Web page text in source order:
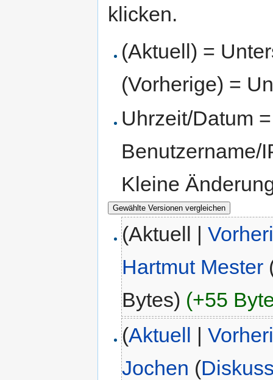
klicken.
(Aktuell) =
(Vorherige) =
Uhrzeit/Datum
Benutzername/
Kleine
(Aktuell |
Hartmut Mester
Bytes) (+55
(Aktuell |
Jochen (